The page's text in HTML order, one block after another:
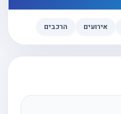
אירועים הרכבים